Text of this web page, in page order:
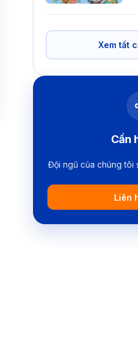
Xem tất
Cần
Đội ngũ của chúng tôi
Liên